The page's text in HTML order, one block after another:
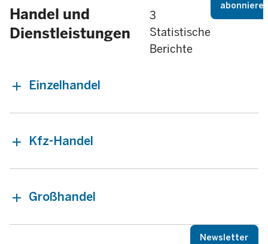
Handel und
Dienstleistungen
3
Statistische
Berichte
Einzelhandel
Kfz-Handel
Großhandel
Newsletter